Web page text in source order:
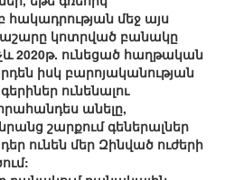
հակադրության մեջ այս
կոտրված բանակը
2020թ. ունեցած հաղթական
իսկ բարոյականության
ունենալու
անելը,
շարքում գեներալներ
ունեն մեր Զինված ուժերի